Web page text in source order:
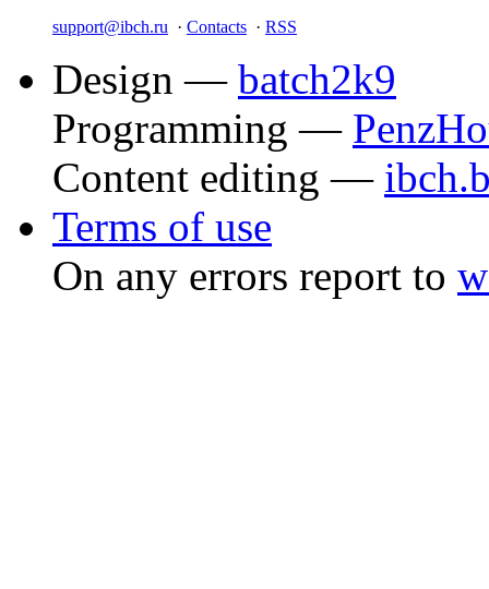
support@ibch.ru · Contacts · RSS
Design — batch2k9
Programming —
Content editing —
Terms of use
On any errors report to